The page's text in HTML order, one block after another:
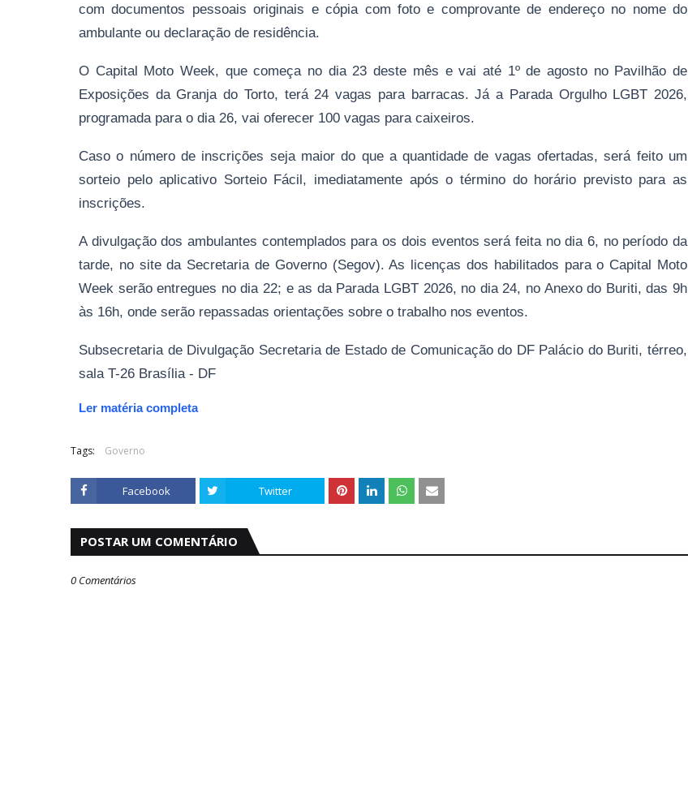
com documentos pessoais originais e cópia com foto e comprovante de endereço no nome do
ambulante ou declaração de residência.
O Capital Moto Week, que começa no dia 23 deste mês e vai até 1º de agosto no Pavilhão de
Exposições da Granja do Torto, terá 24 vagas para barracas. Já a Parada Orgulho LGBT 2026,
programada para o dia 26, vai oferecer 100 vagas para caixeiros.
Caso o número de inscrições seja maior do que a quantidade de vagas ofertadas, será feito um
sorteio pelo aplicativo Sorteio Fácil, imediatamente após o término do horário previsto para as
inscrições.
A divulgação dos ambulantes contemplados para os dois eventos será feita no dia 6, no período da
tarde, no site da Secretaria de Governo (Segov). As licenças dos habilitados para o Capital Moto
Week serão entregues no dia 22; e as da Parada LGBT 2026, no dia 24, no Anexo do Buriti, das 9h
às 16h, onde serão repassadas orientações sobre o trabalho nos eventos.
Subsecretaria de Divulgação Secretaria de Estado de Comunicação do DF Palácio do Buriti, térreo,
sala T-26 Brasília - DF
Ler matéria completa
Tags: Governo
Facebook Twitter
POSTAR UM COMENTÁRIO
0 Comentários